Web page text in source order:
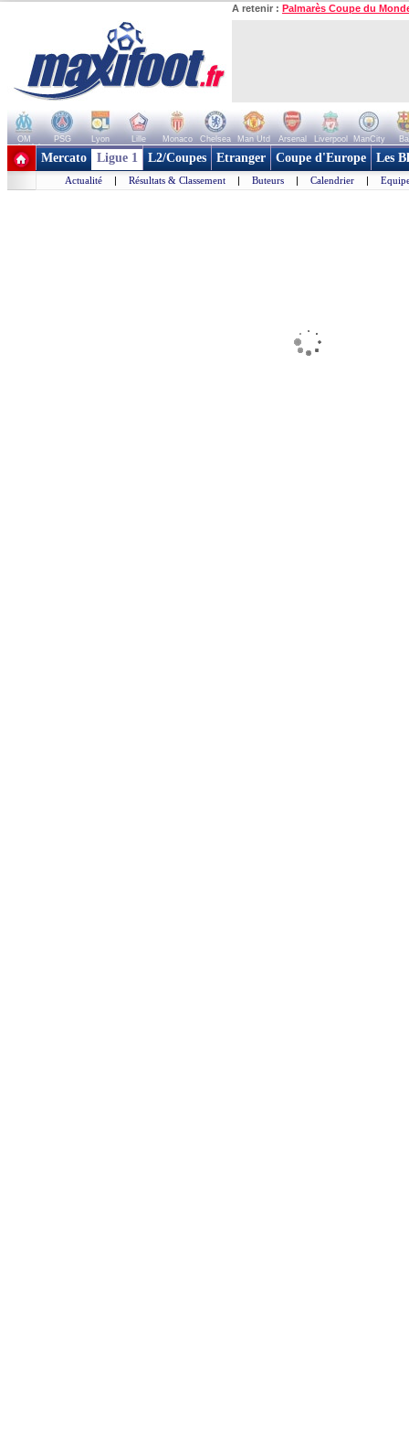
A retenir : Palmarès Coupe du
OM PSG Lyon Lille Monaco Chelsea Man Utd Arsenal Liverpool ManCity
+ de clubs
Mercato Ligue 1 L2/Coupes Etranger Coupe d'Europe Les
Actualité | Résultats & Classement | Buteurs | Calendrier |